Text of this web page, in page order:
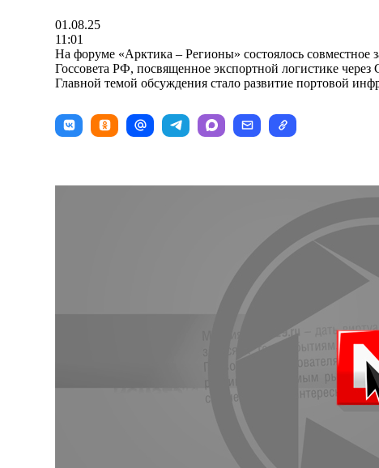
01.08.25
11:01
На форуме «Арктика – Регионы» состоялось совместное
Госсовета РФ, посвященное экспортной логистике
Главной темой обсуждения стало развитие портовой